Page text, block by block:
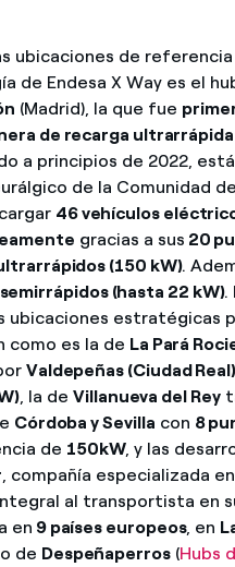
ubicaciones de
de Endesa X Way es el
(Madrid), la que fue
de recarga ultrarrápida
a principios de 2022,
de la Comunidad
46 vehículos
gracias a sus 20
(150 kW).
(hasta 22 kW).
ubicaciones estratégicas
como es la de La Pará
Valdepeñas (Ciudad
, la deVillanueva del Rey
Córdoba y Sevilla con 8
de 150kW, y las
, compañía especializada
al transportista en
en 9 países europeos, en
de Despeñaperros(Hubs